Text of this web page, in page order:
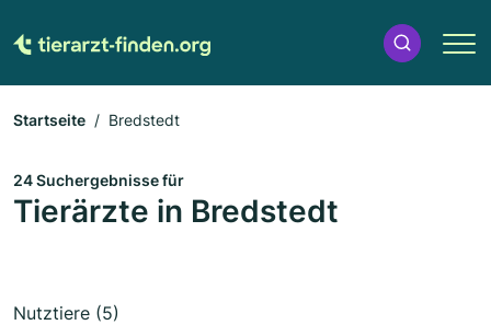
Startseite Bredstedt
24 Suchergebnisse für
Tierärzte in Bredstedt
Nutztiere (5)